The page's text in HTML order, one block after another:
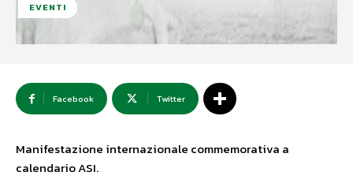
EVENTI
Facebook Twitter
Manifestazione internazionale commemorativa a
calendario ASI.